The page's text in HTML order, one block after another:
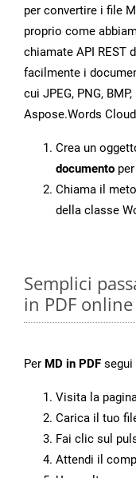
per convertire i file
proprio come
chiamate API REST
facilmente i
cui JPEG, PNG,
Aspose.Words
Crea un
documento
Chiama il
della classe
Semplici
in PDF online
Per MD in PDF segui
Visita la
Carica il tuo
Fai clic sul
Attendi il